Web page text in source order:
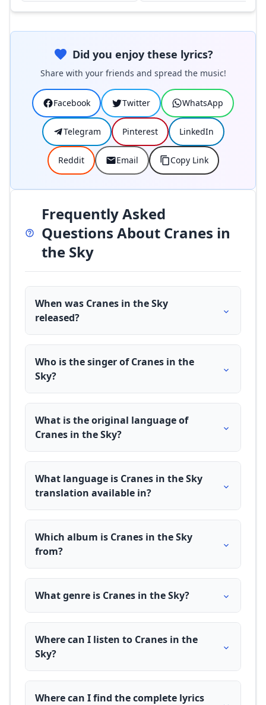
Did you enjoy these lyrics?
Share with your friends and spread the music!
Facebook Twitter WhatsApp
Telegram Pinterest LinkedIn
Reddit Email Copy Link
Frequently Asked
Questions About Cranes in
the Sky
When was Cranes in the Sky
released?
Who is the singer of Cranes in the
Sky?
What is the original language of
Cranes in the Sky?
What language is Cranes in the Sky
translation available in?
Which album is Cranes in the Sky
from?
What genre is Cranes in the Sky?
Where can I listen to Cranes in the
Sky?
Where can I find the complete lyrics